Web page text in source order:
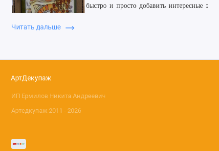
быстро и просто добавить интересные
можно раскрашивать специальными
Читать дальше
АртДекупаж
ИП Ермилов Никита Андреевич
Артедкупаж 2011 - 2026